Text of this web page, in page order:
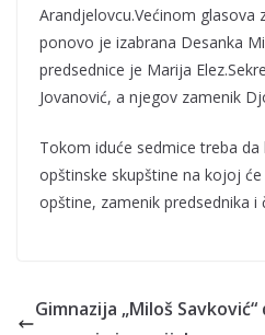
Arandjelovcu.Većinom glasova
ponovo je izabrana Desanka
predsednice je Marija
Jovanović, a njegov zamenik
Tokom iduće sedmice treba da
opštinske skupštine na kojoj
opštine, zamenik predsednika i
Gimnazija „Miloš